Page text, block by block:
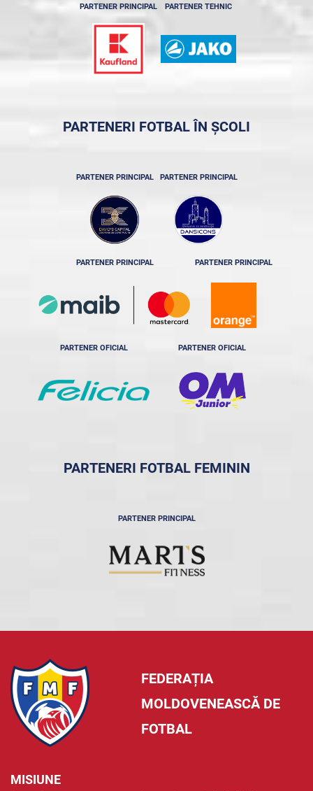
PARTENER PRINCIPAL PARTENER TEHNIC
PARTENERI FOTBAL ÎN ȘCOLI
PARTENER PRINCIPAL PARTENER PRINCIPAL
PARTENER PRINCIPAL PARTENER PRINCIPAL
PARTENER OFICIAL PARTENER OFICIAL
PARTENERI FOTBAL FEMININ
PARTENER PRINCIPAL
FEDERAȚIA
MOLDOVENEASCĂ DE
FOTBAL
MISIUNE